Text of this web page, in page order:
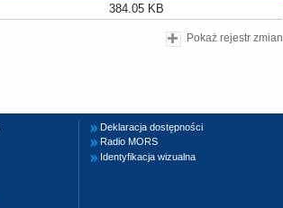
384.05 KB
Pokaż rejestr zmian
Deklaracja dostępności
Radio MORS
Identyfikacja wizualna